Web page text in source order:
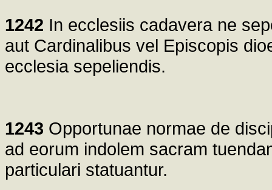
1242 In ecclesiis cadavera ne
aut Cardinalibus vel Episcopis
ecclesia sepeliendis.
1243 Opportunae normae de
ad eorum indolem sacram
particulari statuantur.